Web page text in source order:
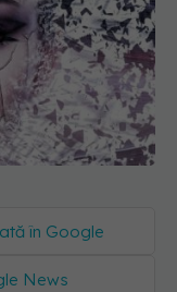
în Google
News